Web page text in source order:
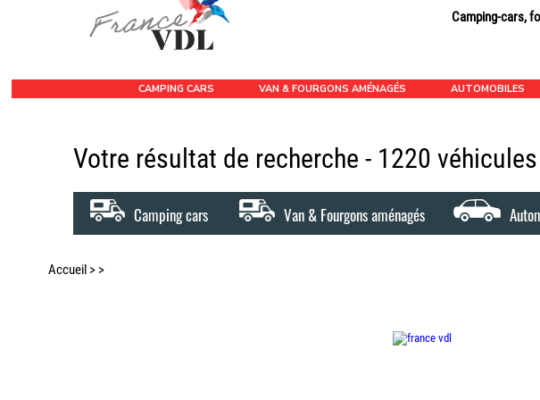
Camping-cars,
CAMPING CARS VAN & FOURGONS AMÉNAGÉS AUTOMOBILES
Votre résultat de recherche - 1220 véhicules
Camping cars Van & Fourgons aménagés
Accueil > >